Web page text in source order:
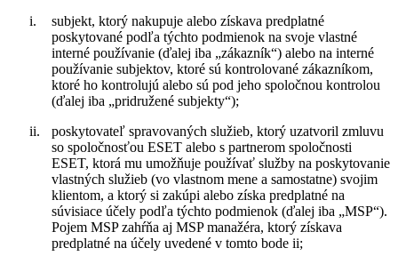
i.
subjekt, ktorý nakupuje alebo získava predplatné
poskytované podľa týchto podmienok na svoje vlastné
interné používanie (ďalej iba „zákazník“) alebo na interné
používanie subjektov, ktoré sú kontrolované zákazníkom,
ktoré ho kontrolujú alebo sú pod jeho spoločnou kontrolou
(ďalej iba „pridružené subjekty“);
ii.
poskytovateľ spravovaných služieb, ktorý uzatvoril zmluvu
so spoločnosťou ESET alebo s partnerom spoločnosti
ESET, ktorá mu umožňuje používať služby na poskytovanie
vlastných služieb (vo vlastnom mene a samostatne) svojim
klientom, a ktorý si zakúpi alebo získa predplatné na
súvisiace účely podľa týchto podmienok (ďalej iba „MSP“).
Pojem MSP zahŕňa aj MSP manažéra, ktorý získava
predplatné na účely uvedené v tomto bode ii;